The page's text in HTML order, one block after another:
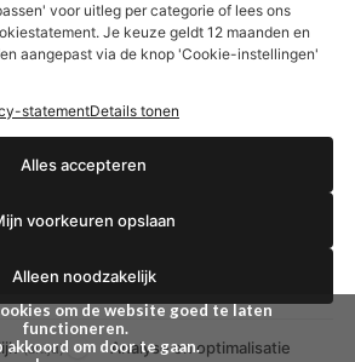
Always
Libresse
Gliss Kur
Etos billendoekjes
om de website goed te laten
functioneren.
akkoord om door te gaan.
voor uitleg per categorie of lees ons
Je keuze geldt 12 maanden en
aangepast via de knop 'Cookie-instellingen'
statementDetails tonen
Alles accepteren
voorkeuren opslaan
Alleen noodzakelijk
(altijd) Analyse en optimalisatie
korting?
Ja, ik wil korting